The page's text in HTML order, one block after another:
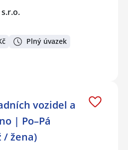
Plný úvazek
vozidel a
| Po–Pá
/ žena)